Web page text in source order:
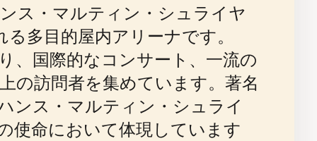
ス・マルティン・シュライヤ
多目的屋内アリーナです。
、国際的なコンサート、一流の
の訪問者を集めています。著名
ンス・マルティン・シュライ
使命において体現しています